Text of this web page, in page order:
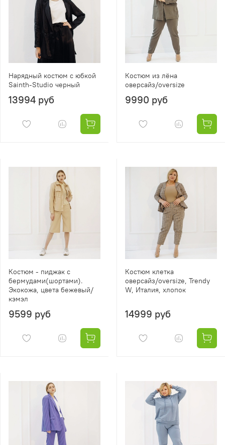
Нарядный костюм с юбкой
Sainth-Studio черный
13994 руб
Костюм из лёна
оверсайз/oversize
9990 руб
Костюм - пиджак с
бермудами(шортами).
Экокожа, цвета бежевый/
кэмэл
9599 руб
Костюм клетка
оверсайз/oversize, Trendy
W, Италия, хлопок
14999 руб